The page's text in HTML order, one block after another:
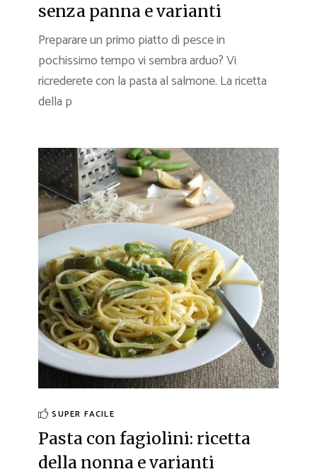
senza panna e varianti
Preparare un primo piatto di pesce in
pochissimo tempo vi sembra arduo? Vi
ricrederete con la pasta al salmone. La ricetta
della p
SUPER FACILE
Pasta con fagiolini: ricetta
della nonna e varianti